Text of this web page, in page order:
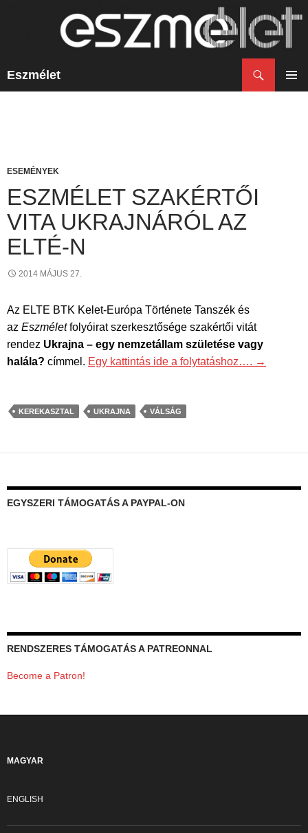
Eszmélet
ESEMÉNYEK
ESZMÉLET SZAKÉRTŐI
VITA UKRAJNÁRÓL AZ
ELTÉ-N
2014 MÁJUS 27.
Az ELTE BTK Kelet-Európa Története Tanszék és
az Eszméletfolyóirat szerkesztősége szakértői vitát
rendez Ukrajna – egy nemzetállam születése vagy
halála? címmel. Egy kattintás ide a folytatáshoz…. →
KEREKASZTAL UKRAJNA VÁLSÁG
EGYSZERI TÁMOGATÁS A PAYPAL-ON
RENDSZERES TÁMOGATÁS A PATREONNAL
Become a Patron!
MAGYAR
ENGLISH